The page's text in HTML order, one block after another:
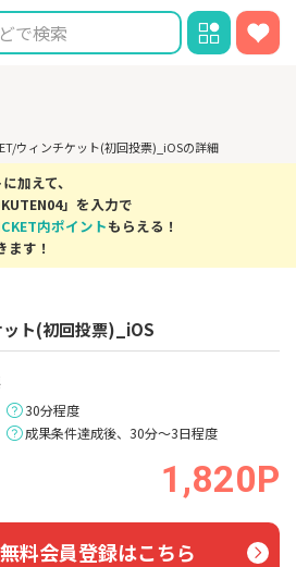
ウィンチケット(初回投票)_iOSの詳細
加えて、
」を入力で
内ポイントもらえる！
す！
ト(初回投票)_iOS
30分程度
成果条件達成後、30分～3日程度
1,820P
料会員登録はこちら